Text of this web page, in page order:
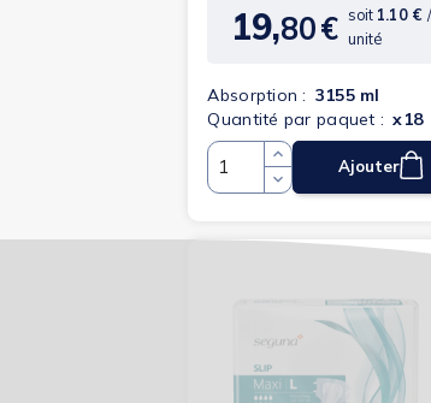
Prix
19,80€ soit 1.10 € /
unité
Absorption : 3155 ml
Quantité par paquet : x18
QuantitéAjouter